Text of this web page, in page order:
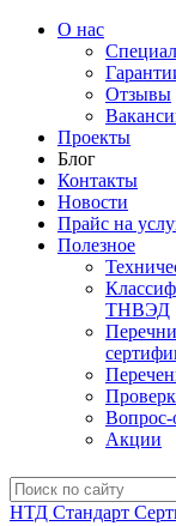
О нас
Отзывы
Проекты
Блог
Контакты
Новости
Прайс на
Полезное
ТНВЭД
Вопрос-
Акции
НТД Стандарт